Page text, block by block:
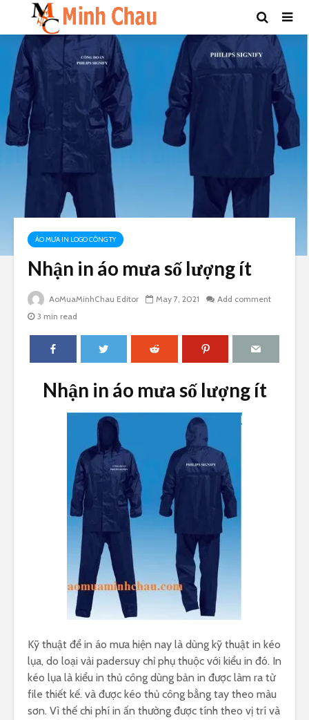
ÁO MƯA IN LOGO CÔNG TY
Nhận in áo mưa số lượng ít
AoMuaMinhChau Editor May 7, 2021
Add comment
3 min read
Nhận in áo mưa số lượng ít
Kỹ thuật để in áo mưa hiện nay là dùng kỹ thuật in kéo
lụa, do loại vải padersuy chỉ phụ thuộc với kiểu in đó. In
kéo lụa là kiểu in thủ công dùng bản in được làm ra từ
file thiết kế. và được kéo thủ công bằng tay theo màu
sơn. Vì thế chi phí in ấn thường được tính theo vị trí và